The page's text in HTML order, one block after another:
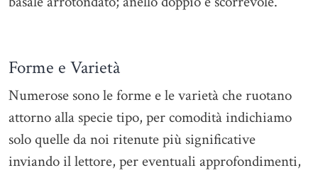
Forme e Varietà
Numerose sono le forme e le varietà che ruotano
attorno alla specie tipo, per comodità indichiamo
solo quelle da noi ritenute più significative
inviando il lettore, per eventuali approfondimenti,